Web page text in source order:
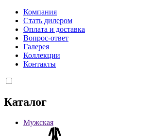
Компания
Стать дилером
Оплата и доставка
Вопрос-ответ
Галерея
Коллекции
Контакты
Каталог
Мужская